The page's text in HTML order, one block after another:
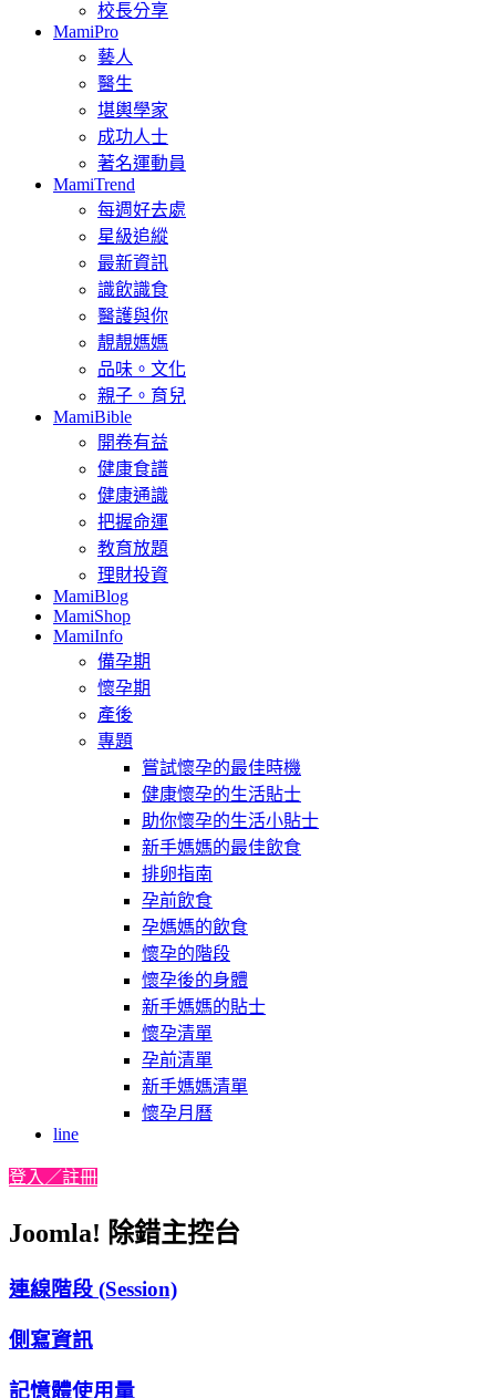
校長分享
MamiPro
藝人
醫生
堪輿學家
成功人士
著名運動員
MamiTrend
每週好去處
星級追縱
最新資訊
識飲識食
醫護與你
靚靚媽媽
品味。文化
親子。育兒
MamiBible
開卷有益
健康食譜
健康通識
把握命運
教育放題
理財投資
MamiBlog
MamiShop
MamiInfo
備孕期
懷孕期
產後
專題
嘗試懷孕的最佳時機
健康懷孕的生活貼士
助你懷孕的生活小貼士
新手媽媽的最佳飲食
排卵指南
孕前飲食
孕媽媽的飲食
懷孕的階段
懷孕後的身體
新手媽媽的貼士
懷孕清單
孕前清單
新手媽媽清單
懷孕月曆
line
登入／註冊
Joomla! 除錯主控台
連線階段 (Session)
側寫資訊
記憶體使用量